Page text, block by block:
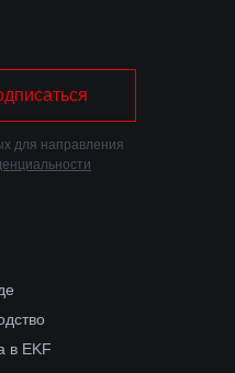
для направления
в EKF